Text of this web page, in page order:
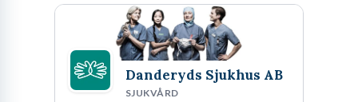
Eslöv, staden mitt i Skåne, bjuder på en unik blandning av lantlig
charm och urbana bekvämligheter, vilket gör den till en attraktiv
plats för både boende och karriärutveckling. Här, där tågen
Danderyds Sjukhus AB
SJUKVÅRD